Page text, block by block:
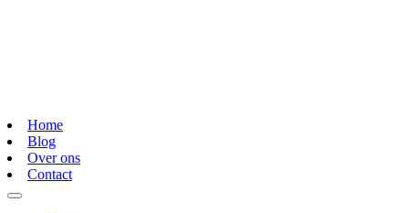
Home
Blog
Over ons
Contact